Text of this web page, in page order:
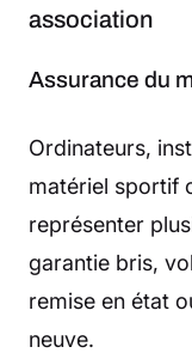
association
Assurance du
Ordinateurs,
matériel sportif
représenter
garantie bris,
remise en état
neuve.